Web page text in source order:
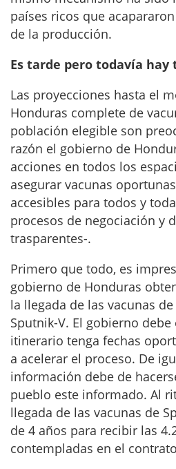
países ricos que
de la producción.
Es tarde pero todavía hay
Las proyecciones hasta el
Honduras complete de
población elegible son
razón el gobierno de
acciones en todos los
asegurar vacunas
accesibles para todos y
procesos de negociación y
trasparentes-.
Primero que todo, es
gobierno de Honduras
la llegada de las vacunas
Sputnik-V. El gobierno
itinerario tenga fechas
a acelerar el proceso. De
información debe de
pueblo este informado. Al
llegada de las vacunas de
de 4 años para recibir las
contempladas en el